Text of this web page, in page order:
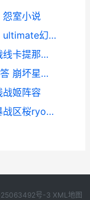
怨室小说
幻想之刃新人日常任务方法详细解答 ultimate幻想之刃
交错战线卡提那联域养成解析 交错战线卡提那值得培养吗
崩坏星穹铁道尘灵游乐园方法详细解答 崩坏星穹铁道尘世百态
战姬阵容
风暴陆战队堕天使任务详细解答 风暴战区桜ryona吧
号-3 XML地图